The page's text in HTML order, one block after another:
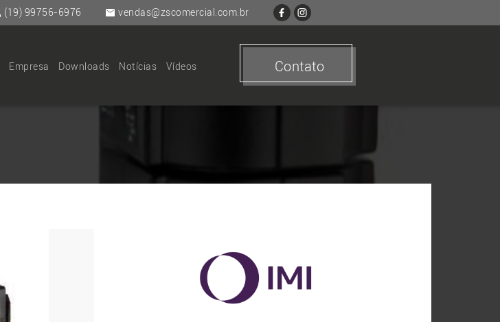
(19) 99756-6976 vendas@zscomercial.com.br
Empresa Downloads Notícias Vídeos Contato